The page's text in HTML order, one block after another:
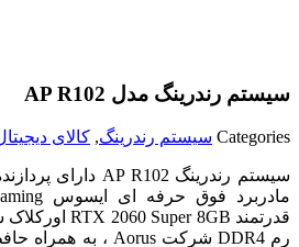
سیستم رندرینگ مدل AP R102
Categories سیستم رندرینگ, کالای